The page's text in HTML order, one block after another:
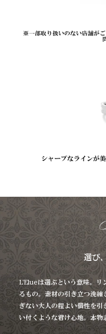
※一部取り扱いのない店舗が
シャープなラインが
選び
L'Elueは選ぶという意味。リ
るもの。 素材の引き立つ洗練
ぎない大人の程よい個性を引
い付くような着け心地。 本物